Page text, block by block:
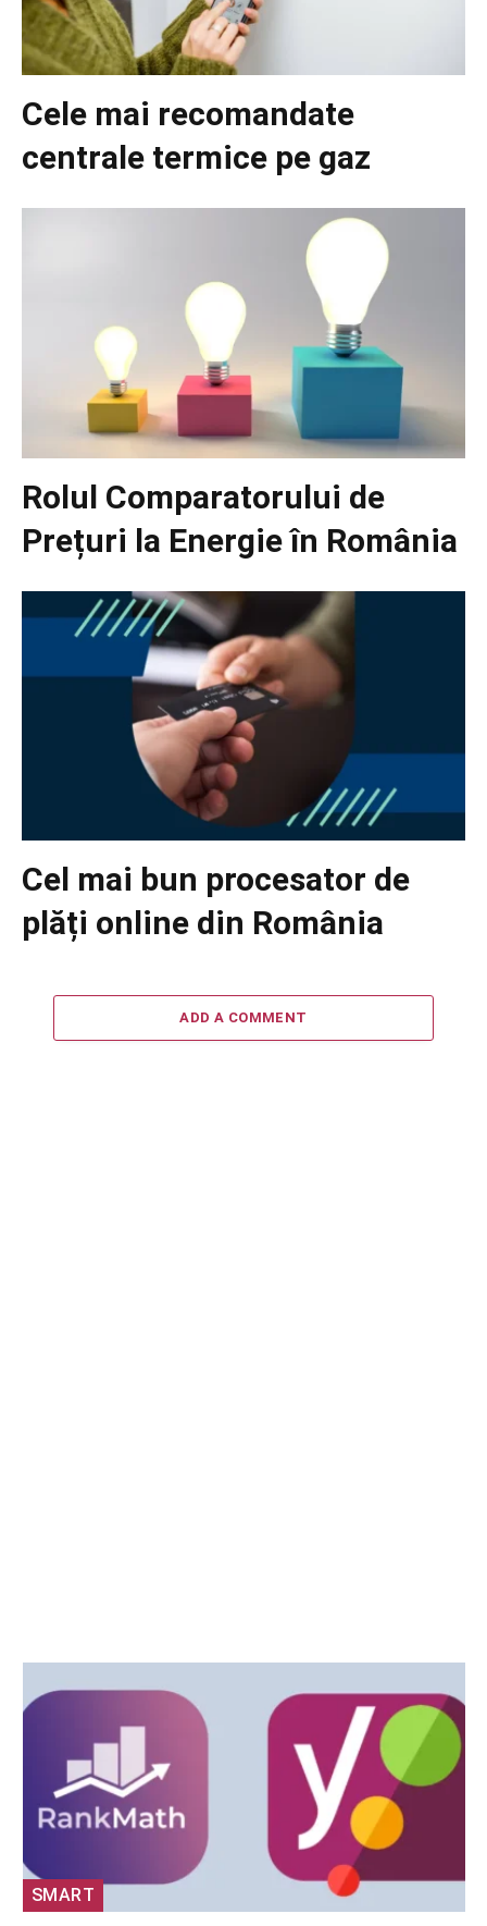
Cele mai recomandate
centrale termice pe gaz
Rolul Comparatorului de
Prețuri la Energie în România
Cel mai bun procesator de
plăți online din România
ADD A COMMENT
SMART